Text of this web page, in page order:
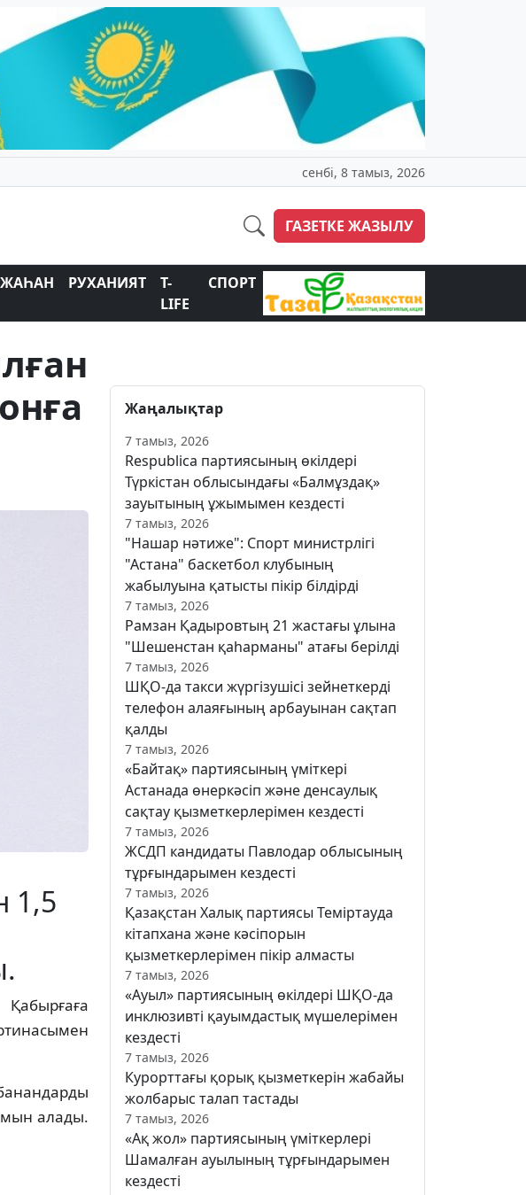
сенбі, 8 тамыз, 2026
ГАЗЕТКЕ ЖАЗЫЛУ
ЖАҺАН РУХАНИЯТ
T-
LIFE
СПОРТ
1,5
алады.
Жаңалықтар
7 тамыз, 2026
Respublica партиясының өкілдері
Түркістан облысындағы «Балмұздақ»
зауытының ұжымымен кездесті
7 тамыз, 2026
"Нашар нәтиже": Спорт министрлігі
"Астана" баскетбол клубының
жабылуына қатысты пікір білдірді
7 тамыз, 2026
Рамзан Қадыровтың 21 жастағы ұлына
"Шешенстан қаһарманы" атағы берілді
7 тамыз, 2026
ШҚО-да такси жүргізушісі зейнеткерді
телефон алаяғының арбауынан сақтап
қалды
7 тамыз, 2026
«Байтақ» партиясының үміткері
Астанада өнеркәсіп және денсаулық
сақтау қызметкерлерімен кездесті
7 тамыз, 2026
ЖСДП кандидаты Павлодар облысының
тұрғындарымен кездесті
7 тамыз, 2026
Қазақстан Халық партиясы Теміртауда
кітапхана және кәсіпорын
қызметкерлерімен пікір алмасты
7 тамыз, 2026
«Ауыл» партиясының өкілдері ШҚО-да
инклюзивті қауымдастық мүшелерімен
кездесті
7 тамыз, 2026
Курорттағы қорық қызметкерін жабайы
жолбарыс талап тастады
7 тамыз, 2026
«Ақ жол» партиясының үміткерлері
Шамалған ауылының тұрғындарымен
кездесті